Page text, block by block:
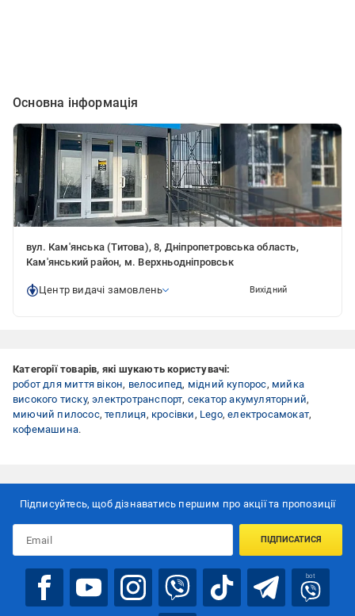
Основна інформація
вул. Кам'янська (Титова), 8, Дніпропетровська область,
Кам'янський район, м. Верхньодніпровськ
Центр видачі замовлень Вихідний
Категорії товарів, які шукають користувачі:
робот для миття вікон, велосипед, мідний купорос, мийка
високого тиску,электротранспорт, секатор акумуляторний,
миючий пилосос,теплиця, кросівки, Lego,електросамокат,
кофемашина.
Підписуйтесь, щоб дізнаватись першим про акції та пропозиції
ПІДПИСАТИСЯ
bot